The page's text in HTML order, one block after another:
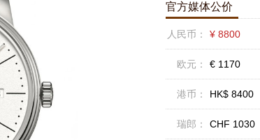
官方媒体公价
人民币： ¥ 8800
欧元： € 1170
港币： HK$ 8400
瑞郎： CHF 1030